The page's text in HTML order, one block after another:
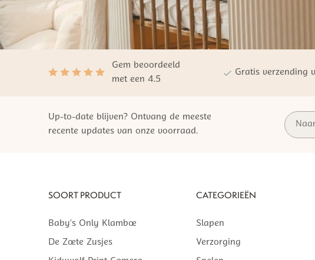
Gem beoordeeld
met een 4.5
Gratis verzending
Up-to-date blijven? Ontvang de meeste
recente updates van onze voorraad.
SOORT PRODUCT
Baby’s Only Klamboe
De Zoete Zusjes
CATEGORIEËN
Slapen
Verzorging